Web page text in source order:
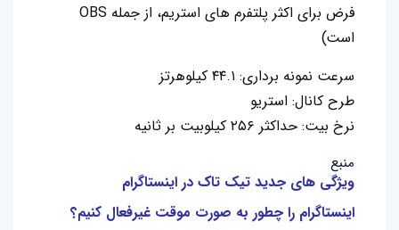
فرض برای اکثر پلتفرم های استریم، از جمله OBS
است)
سرعت نمونه برداری: ۴۴.۱ کیلوهرتز
طرح کانال: استریو
نرخ بیت: حداکثر ۲۵۶ کیلوبیت بر ثانیه
منبع
ویژگی های جدید تیک تاک در اینستاگرام
اینستاگرام را چطور به صورت موقت غیرفعال کنیم؟